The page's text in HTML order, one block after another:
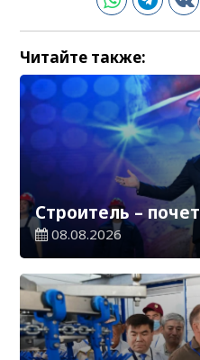
Читайте также:
Строитель –
08.08.2026